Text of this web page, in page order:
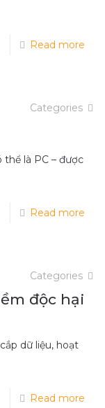
Read more
Categories
là PC – được
Read more
Categories
độc hại
dữ liệu, hoạt
Read more